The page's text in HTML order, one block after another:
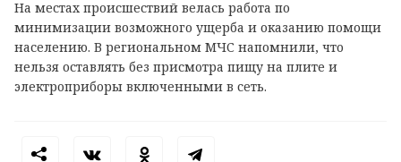
На местах происшествий велась работа по
минимизации возможного ущерба и оказанию помощи
населению. В региональном МЧС напомнили, что
нельзя оставлять без присмотра пищу на плите и
электроприборы включенными в сеть.